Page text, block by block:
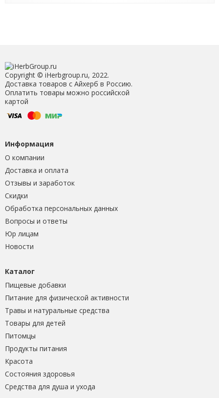
Copyright © iHerbgroup.ru, 2022.
Доставка товаров с Айхерб в Россию.
Оплатить товары можно российской
картой
Информация
О компании
Доставка и оплата
Отзывы и заработок
Скидки
Обработка персональных данных
Вопросы и ответы
Юр лицам
Новости
Каталог
Пищевые добавки
Питание для физической активности
Травы и натуральные средства
Товары для детей
Питомцы
Продукты питания
Красота
Состояния здоровья
Средства для душа и ухода